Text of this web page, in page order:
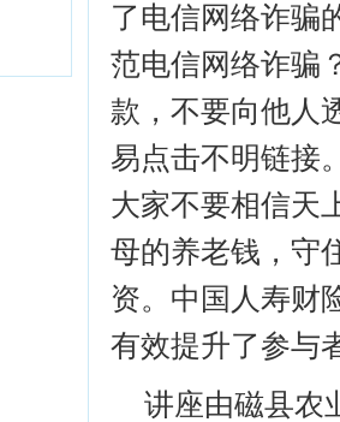
了电信网络诈骗
范电信网络诈骗
款，不要向他人
易点击不明链接
大家不要相信天
母的养老钱，守
资。中国人寿财
有效提升了参与
讲座由磁县农